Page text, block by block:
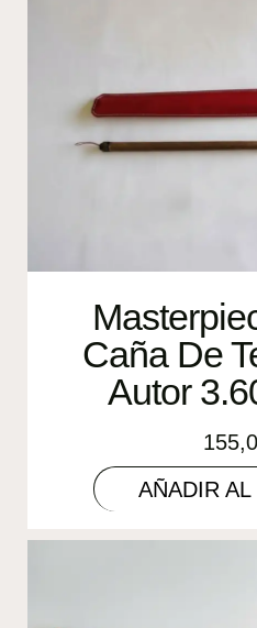
Caña De
Autor
AÑADIR